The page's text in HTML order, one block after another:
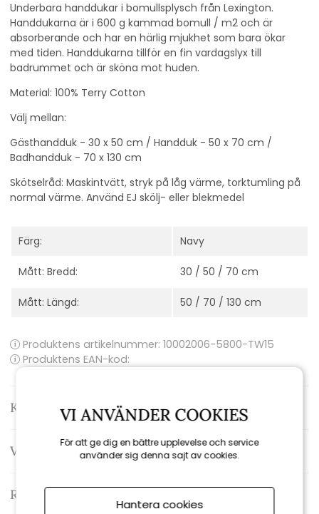
Underbara handdukar i bomullsplysch från Lexington.
Handdukarna är i 600 g kammad bomull / m2 och är
absorberande och har en härlig mjukhet som bara ökar
med tiden. Handdukarna tillför en fin vardagslyx till
badrummet och är sköna mot huden.
Material: 100% Terry Cotton
Välj mellan:
Gästhandduk - 30 x 50 cm / Handduk - 50 x 70 cm /
Badhandduk - 70 x 130 cm
Skötselråd: Maskintvätt, stryk på låg värme, torktumling på
normal värme. Använd EJ skölj- eller blekmedel
Färg: Navy
Mått: Bredd: 30 / 50 / 70 cm
Mått: Längd: 50 / 70 / 130 cm
Produktens artikelnummer: 10002006-5800-TW15
Produktens EAN-kod:
Kontakta oss
Varumärke: Lexington
Recensioner
VI ANVÄNDER COOKIES
För att ge dig en bättre upplevelse och service
använder sig denna sajt av cookies.
Hantera cookies